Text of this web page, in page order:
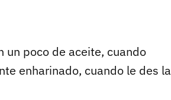
un poco de aceite, cuando
enharinado, cuando le des la